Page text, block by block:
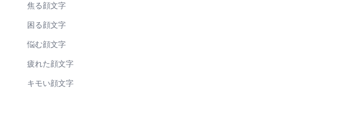
焦る顔文字
困る顔文字
悩む顔文字
疲れた顔文字
キモい顔文字